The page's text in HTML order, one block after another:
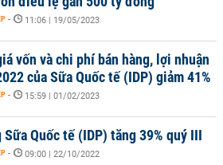
- 11:06 | 19/05/2023
vốn và chi phí bán hàng, lợi nhuận
của Sữa Quốc tế (IDP) giảm 41%
- 15:59 | 01/02/2023
Sữa Quốc tế (IDP) tăng 39% quý III
- 09:00 | 22/10/2022